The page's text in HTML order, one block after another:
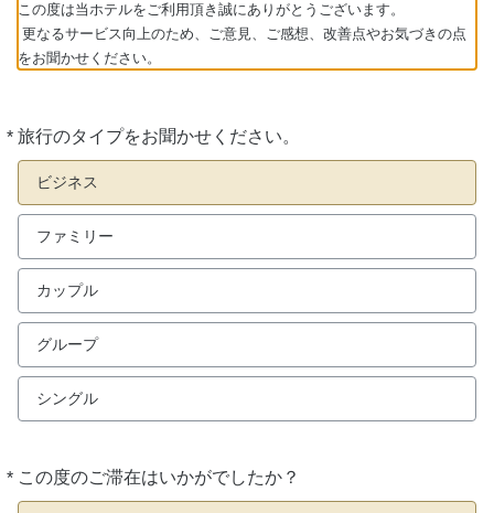
この度は当ホテルをご利用頂き誠にありがとうございます。
更なるサービス向上のため、ご意見、ご感想、改善点やお気づきの点
をお聞かせください。
* 旅行のタイプをお聞かせください。
必
須
ビジネス
ファミリー
カップル
グループ
シングル
* この度のご滞在はいかがでしたか？
必
須